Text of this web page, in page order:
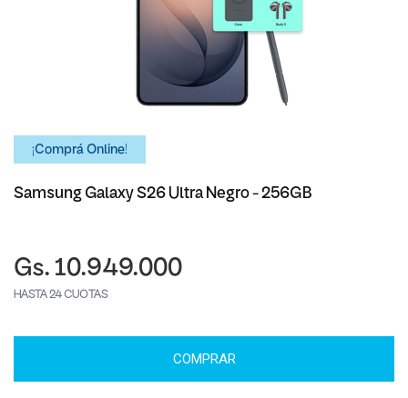
¡Comprá Online!
Samsung Galaxy S26 Ultra Negro - 256GB
Gs. 10.949.000
HASTA 24 CUOTAS
COMPRAR